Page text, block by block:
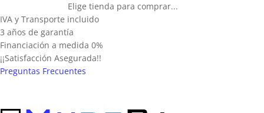
Elige tienda para comprar...
IVA y Transporte incluido
3 años de garantía
Financiación a medida 0%
¡¡Satisfacción Asegurada!!
Preguntas Frecuentes